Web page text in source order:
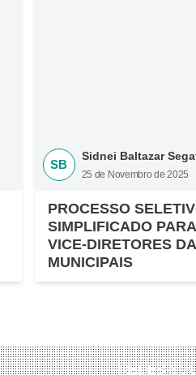
SB
Sidnei Baltazar
25 de Novembro de 2025
PROCESSO
SIMPLIFICADO
VICE-DIRETORES
MUNICIPAIS
REDES